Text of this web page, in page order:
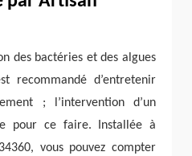
des bactéries et des algues
recommandé d’entretenir
; l’intervention d’un
pour ce faire. Installée à
vous pouvez compter